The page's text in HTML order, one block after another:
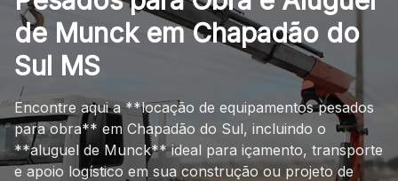
de Munck em Chapadão do
Sul MS
Encontre aqui a **locação de equipamentos pesados
para obra** em Chapadão do Sul, incluindo o
**aluguel de Munck** ideal para içamento, transporte
e apoio logístico em sua construção ou projeto de